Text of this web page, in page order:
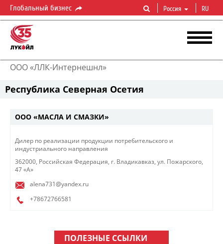
Глобальный бизнес Россия RU
ООО «ЛЛК-Интернешнл»
Республика Северная Осетия
ООО «МАСЛА И СМАЗКИ»
​Дилер по реализации продукции потребительского и
индустриального направления ​
362000, Российская Федерация, г. Владикавказ, ул. Пожарского,
47 «А»
alena731@yandex.ru
+78672766581
ПОЛЕЗНЫЕ ССЫЛКИ